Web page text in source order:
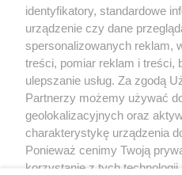
wykorzystanie utworów w całości lub
bez właściwej zgody, jest zabronione
prawnie.
O
identyfikatory, standardowe
urządzenie czy dane
spersonalizowanych reklam,
treści, pomiar reklam i treści,
ulepszanie usług. Za zgodą
Partnerzy możemy używać
geolokalizacyjnych oraz
charakterystykę urządzenia
Ponieważ cenimy Twoją
korzystanie z tych